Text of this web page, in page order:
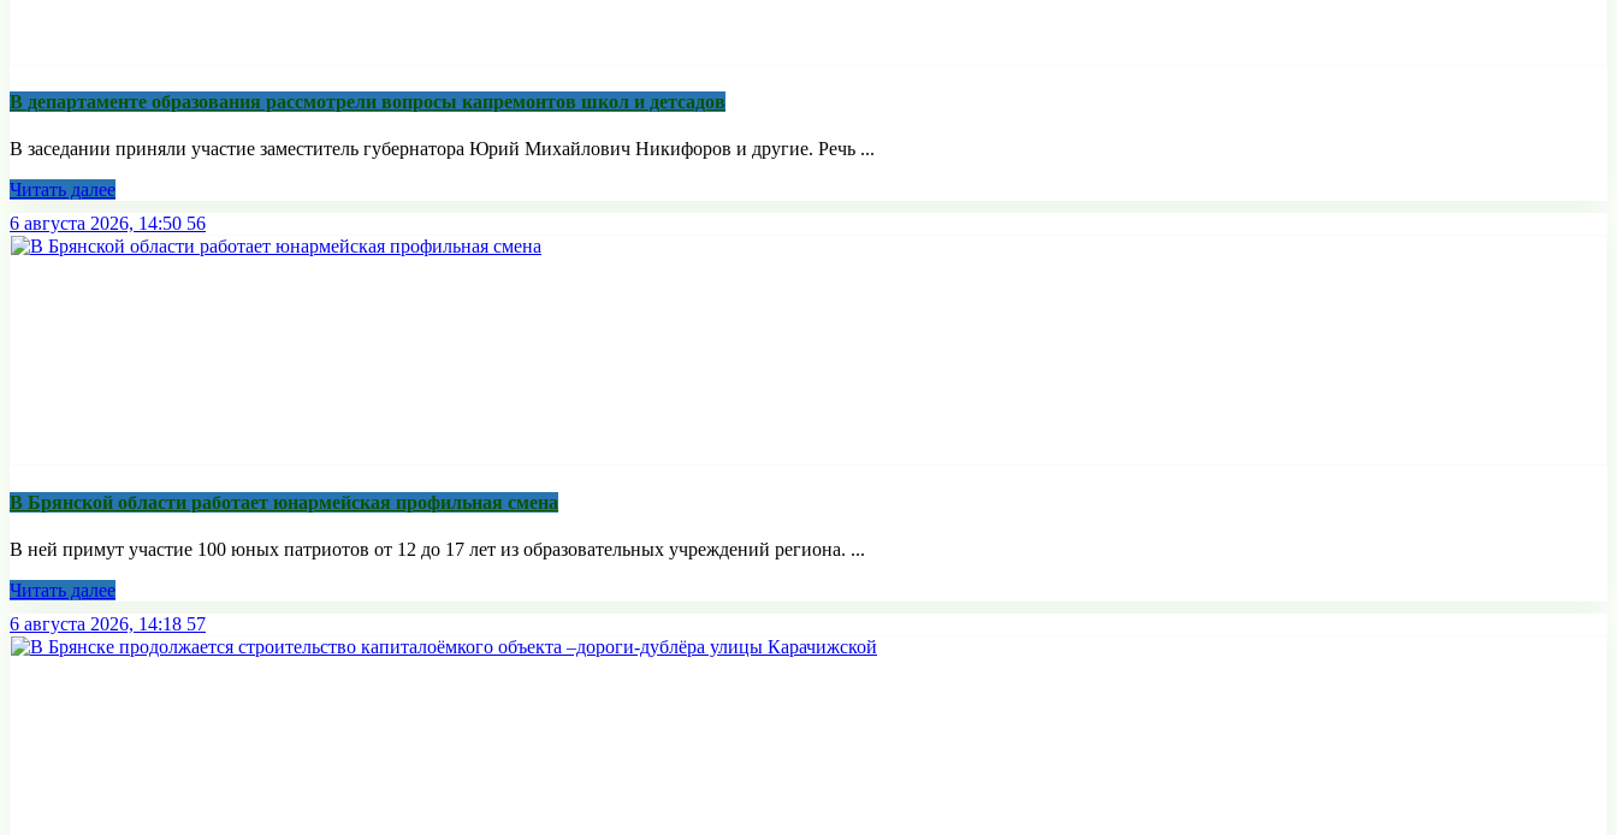
В департаменте образования рассмотрели вопросы капремонтов школ и детсадов
В заседании приняли участие заместитель губернатора Юрий Михайлович Никифоров и другие. Речь ...
Читать далее
6 августа 2026, 14:50 56
В Брянской области работает юнармейская профильная смена
В ней примут участие 100 юных патриотов от 12 до 17 лет из образовательных учреждений региона. ...
Читать далее
6 августа 2026, 14:18 57